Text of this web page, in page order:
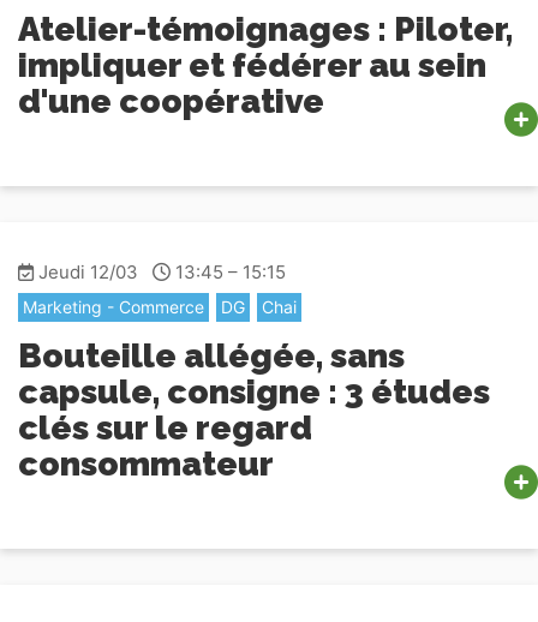
Atelier-témoignages : Piloter,
impliquer et fédérer au sein
d'une coopérative
Jeudi 12/03 13:45 – 15:15
Marketing - Commerce DG Chai
Bouteille allégée, sans
capsule, consigne : 3 études
clés sur le regard
consommateur